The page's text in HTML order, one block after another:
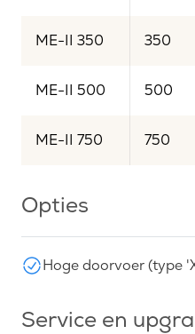
ME-II 350 350
ME-II 500 500
ME-II 750 750
Opties
Hoge doorvoer (type
Service en